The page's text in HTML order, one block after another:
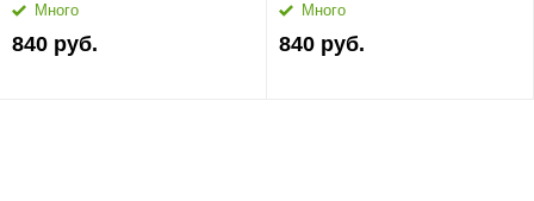
Много
840 руб.
Много
840 руб.